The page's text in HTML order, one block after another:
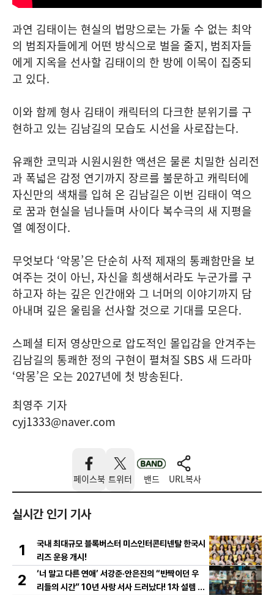
과연 김태이는 현실의 법망으로는 가둘 수 없는 최악
의 범죄자들에게 어떤 방식으로 벌을 줄지, 범죄자들
에게 지옥을 선사할 김태이의 한 방에 이목이 집중되
고 있다.
이와 함께 형사 김태이 캐릭터의 다크한 분위기를 구
현하고 있는 김남길의 모습도 시선을 사로잡는다.
유쾌한 코믹과 시원시원한 액션은 물론 치밀한 심리전
과 폭넓은 감정 연기까지 장르를 불문하고 캐릭터에
자신만의 색채를 입혀 온 김남길은 이번 김태이 역으
로 꿈과 현실을 넘나들며 사이다 복수극의 새 지평을
열 예정이다.
무엇보다 ‘악몽’은 단순히 사적 제재의 통쾌함만을 보
여주는 것이 아닌, 자신을 희생해서라도 누군가를 구
하고자 하는 깊은 인간애와 그 너머의 이야기까지 담
아내며 깊은 울림을 선사할 것으로 기대를 모은다.
스페셜 티저 영상만으로 압도적인 몰입감을 안겨주는
김남길의 통쾌한 정의 구현이 펼쳐질 SBS 새 드라마
‘악몽’은 오는 2027년에 첫 방송된다.
최영주 기자
cyj1333@naver.com
페이스북 트위터 밴드 URL복사
실시간 인기 기사
1
국내 최대규모 블록버스터 미스인터콘티넨탈 한국시
리즈 운용 개시!
2
‘너 말고 다른 연애’ 서강준·안은진의 “반짝이던 우
리들의 시간” 10년 사랑 서사 드러났다! 1차 설렘 티